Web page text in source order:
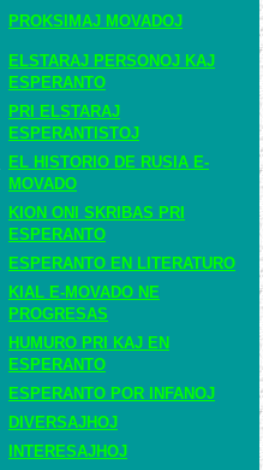
PROKSIMAJ MOVADOJ
ELSTARAJ PERSONOJ KAJ
ESPERANTO
PRI ELSTARAJ
ESPERANTISTOJ
EL HISTORIO DE RUSIA E-
MOVADO
KION ONI SKRIBAS PRI
ESPERANTO
ESPERANTO EN LITERATURO
KIAL E-MOVADO NE
PROGRESAS
HUMURO PRI KAJ EN
ESPERANTO
ESPERANTO POR INFANOJ
DIVERSAJHOJ
INTERESAJHOJ